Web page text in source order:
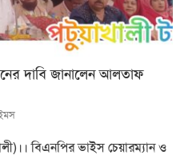
দাবি জানালেন আলতাফ
বিএনপির ভাইস চেয়ারম্যান ও